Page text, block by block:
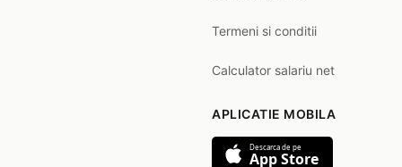
Termeni si conditii
Calculator salariu net
APLICATIE MOBILA
Descarca de pe
App Store